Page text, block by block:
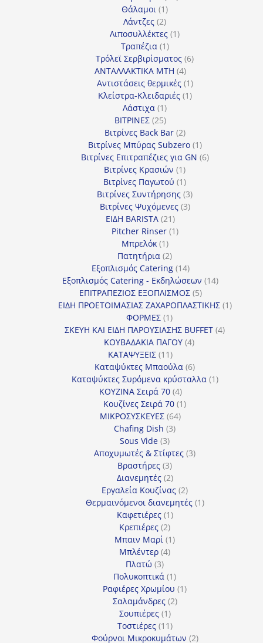
Θάλαμοι 11
προϊόν
Λάντζες 22
προϊόντα
Λιποσυλλέκτες 11
Τραπέζια 11
προϊόν
Τρόλεϊ Σερβιρίσματος 66
ΑΝΤΑΛΛΑΚΤΙΚΑ MTH 44
προϊόντα
Αντιστάσεις θερμικές 11
προϊόν
Κλείστρα-Κλειδαριές 11
Λάστιχα 11
προϊόν
ΒΙΤΡΙΝΕΣ 2525
προϊόντα
Βιτρίνες Back Bar 22
προϊόντα
Βιτρίνες Mπύρας Subzero 11
προϊόν
Βιτρίνες Επιτραπέζιες για GN 66
Βιτρίνες Κρασιών 11
προϊόν
Βιτρίνες Παγωτού 11
προϊόν
Βιτρίνες Συντήρησης 33
προϊόντα
Βιτρίνες Ψυχόμενες 33
ΕΙΔΗ BARISTA 2121
προϊόντα
Pitcher Rinser 11
Μπρελόκ 11
προϊόν
Πατητήρια 22
προϊόντα
Εξοπλισμός Catering 1414
προϊόντα
Εξοπλισμός Catering - Εκδηλώσεων 1414
ΕΠΙΤΡΑΠΕΖΙΟΣ ΕΞΟΠΛΙΣΜΟΣ 55
προϊόντα
ΕΙΔΗ ΠΡΟΕΤΟΙΜΑΣΙΑΣ ΖΑΧΑΡΟΠΛΑΣΤΙΚΗΣ 11
ΦΟΡΜΕΣ 11
προϊόν
ΣΚΕΥΗ ΚΑΙ ΕΙΔΗ ΠΑΡΟΥΣΙΑΣΗΣ BUFFET 44
ΚΟΥΒΑΔΑΚΙΑ ΠΑΓΟΥ 44
ΚΑΤΑΨΥΞΕΙΣ 1111
προϊόντα
Καταψύκτες Μπαούλα 66
προϊόντα
Καταψύκτες Συρόμενα κρύσταλλα 11
ΚΟΥΖΙΝΑ Σειρά 70 44
προϊόντα
Κουζίνες Σειρά 70 11
ΜΙΚΡΟΣΥΣΚΕΥΕΣ 6464
Chafing Dish 33
Sous Vide 33
προϊόντα
Αποχυμωτές & Στίφτες 33
Βραστήρες 33
προϊόντα
Διανεμητές 22
προϊόντα
Εργαλεία Κουζίνας 22
προϊόντα
Θερμαινόμενοι διανεμητές 11
Καφετιέρες 11
προϊόν
Κρεπιέρες 22
προϊόντα
Μπαιν Μαρί 11
Μπλέντερ 44
Πλατώ 33
προϊόντα
Πολυκοπτικά 11
προϊόν
Ραφιέρες Χρωμίου 11
Σαλαμάνδρες 22
Σουπιέρες 11
προϊόν
Τοστιέρες 1111
προϊόντα
Φούρνοι Μικροκυμάτων 22